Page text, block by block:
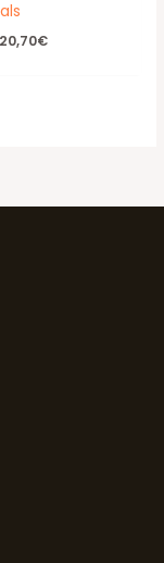
Il
20,70€Il